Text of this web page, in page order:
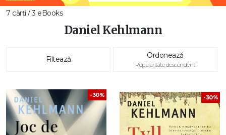
7 cărți / 3 eBooks
Daniel Kehlmann
Filtează Ordonează
Popularitate descendent
-30% -30%